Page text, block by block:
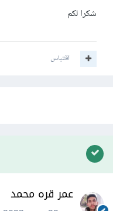
شكرا لكم
اقتباس
عمر قره محمد